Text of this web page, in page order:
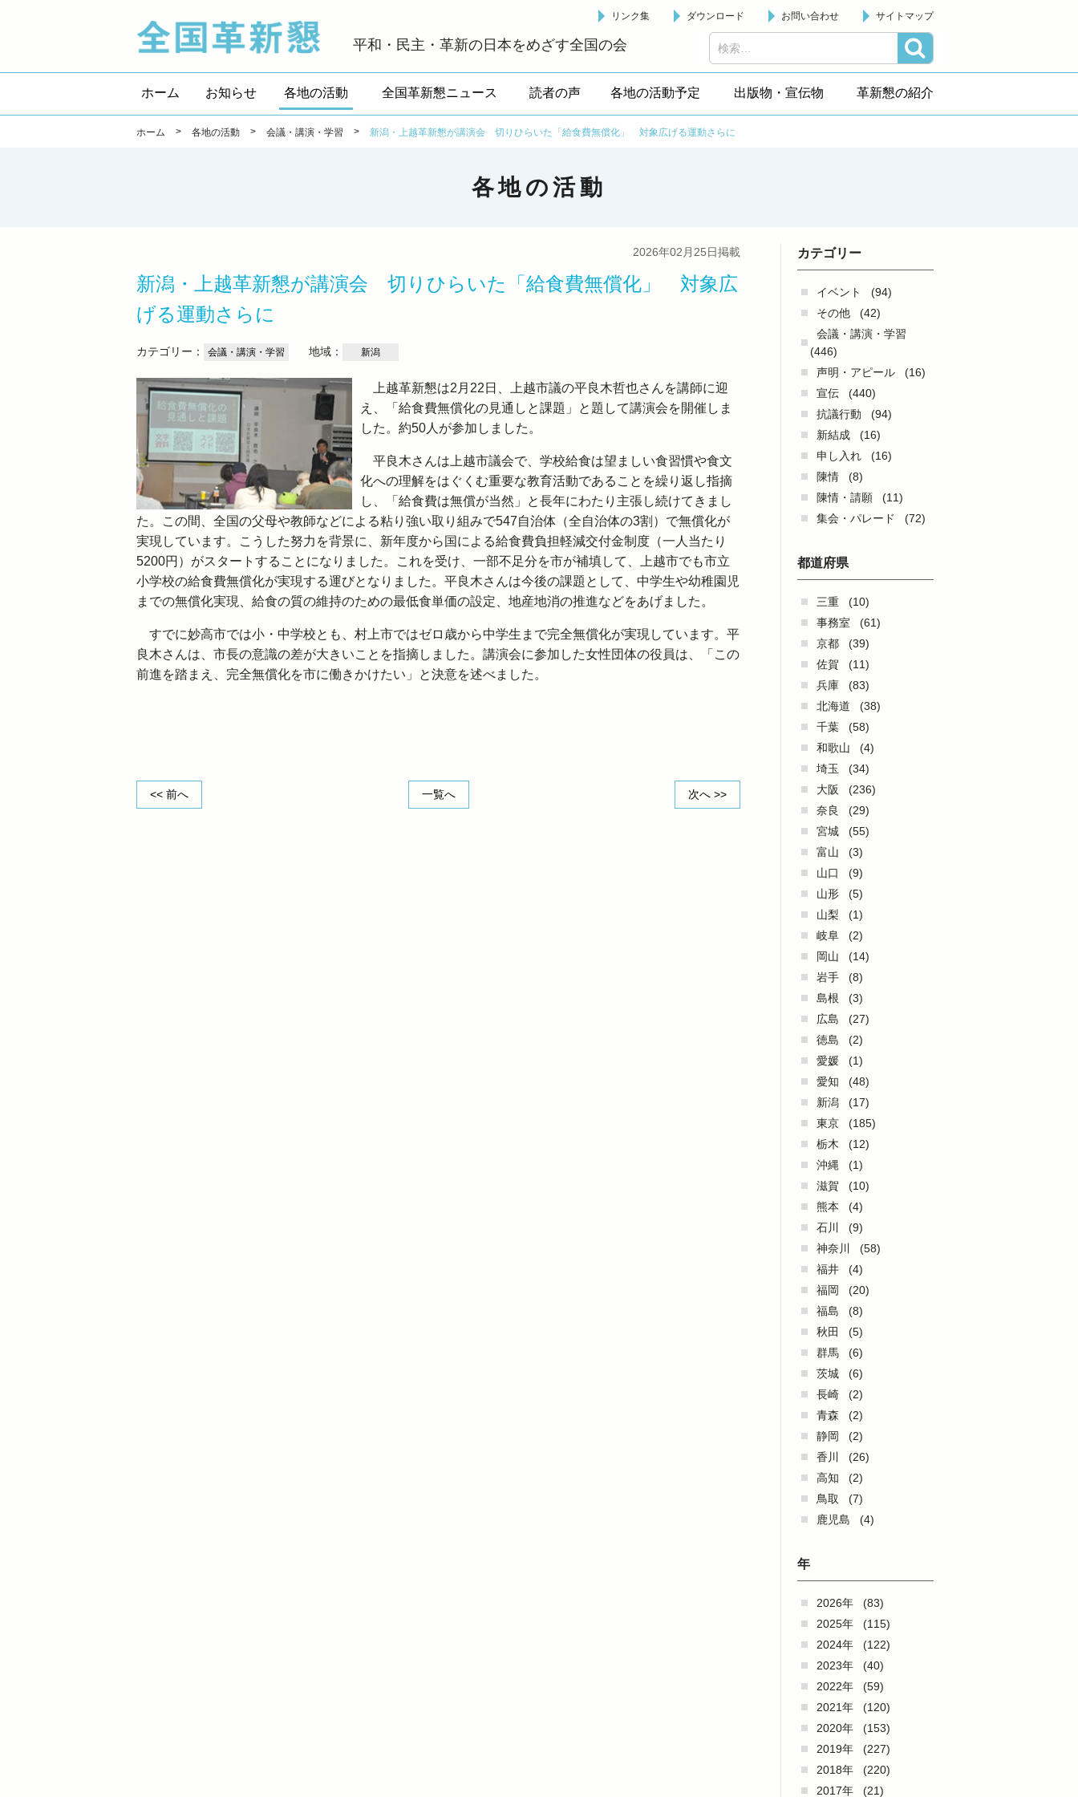
平和・民主・革新の日本をめざす全国の会
リンク集 ダウンロード お問い合わせ サイトマップ
ホーム お知らせ 各地の活動 全国革新懇ニュース 読者の声 各地の活動予定 出版物・宣伝物 革新懇の紹介
ホーム > 各地の活動 > 会議・講演・学習 > 新潟・上越革新懇が講演会 切りひらいた「給食費無償化」 対象広げる運動さらに
各地の活動
2026年02月25日掲載
新潟・上越革新懇が講演会 切りひらいた「給食費無償化」 対象広
げる運動さらに
カテゴリー： 会議・講演・学習 地域： 新潟
上越革新懇は2月22日、上越市議の平良木哲也さんを講師に迎
え、「給食費無償化の見通しと課題」と題して講演会を開催しま
した。約50人が参加しました。
平良木さんは上越市議会で、学校給食は望ましい食習慣や食文
化への理解をはぐくむ重要な教育活動であることを繰り返し指摘
し、「給食費は無償が当然」と長年にわたり主張し続けてきまし
た。この間、全国の父母や教師などによる粘り強い取り組みで547自治体（全自治体の3割）で無償化が
実現しています。こうした努力を背景に、新年度から国による給食費負担軽減交付金制度（一人当たり
5200円）がスタートすることになりました。これを受け、一部不足分を市が補填して、上越市でも市立
小学校の給食費無償化が実現する運びとなりました。平良木さんは今後の課題として、中学生や幼稚園児
までの無償化実現、給食の質の維持のための最低食単価の設定、地産地消の推進などをあげました。
すでに妙高市では小・中学校とも、村上市ではゼロ歳から中学生まで完全無償化が実現しています。平
良木さんは、市長の意識の差が大きいことを指摘しました。講演会に参加した女性団体の役員は、「この
前進を踏まえ、完全無償化を市に働きかけたい」と決意を述べました。
<< 前へ 一覧へ 次へ >>
カテゴリー
イベント
(94)
その他
(42)
会議・講演・学習
(446)
声明・アピール
(16)
宣伝
(440)
抗議行動
(94)
新結成
(16)
申し入れ
(16)
陳情
(8)
陳情・請願
(11)
集会・パレード
(72)
都道府県
三重
(10)
事務室
(61)
京都
(39)
佐賀
(11)
兵庫
(83)
北海道
(38)
千葉
(58)
和歌山
(4)
埼玉
(34)
大阪
(236)
奈良
(29)
宮城
(55)
富山
(3)
山口
(9)
山形
(5)
山梨
(1)
岐阜
(2)
岡山
(14)
岩手
(8)
島根
(3)
広島
(27)
徳島
(2)
愛媛
(1)
愛知
(48)
新潟
(17)
東京
(185)
栃木
(12)
沖縄
(1)
滋賀
(10)
熊本
(4)
石川
(9)
神奈川
(58)
福井
(4)
福岡
(20)
福島
(8)
秋田
(5)
群馬
(6)
茨城
(6)
長崎
(2)
青森
(2)
静岡
(2)
香川
(26)
高知
(2)
鳥取
(7)
鹿児島
(4)
年
2026年
(83)
2025年
(115)
2024年
(122)
2023年
(40)
2022年
(59)
2021年
(120)
2020年
(153)
2019年
(227)
2018年
(220)
2017年
(21)